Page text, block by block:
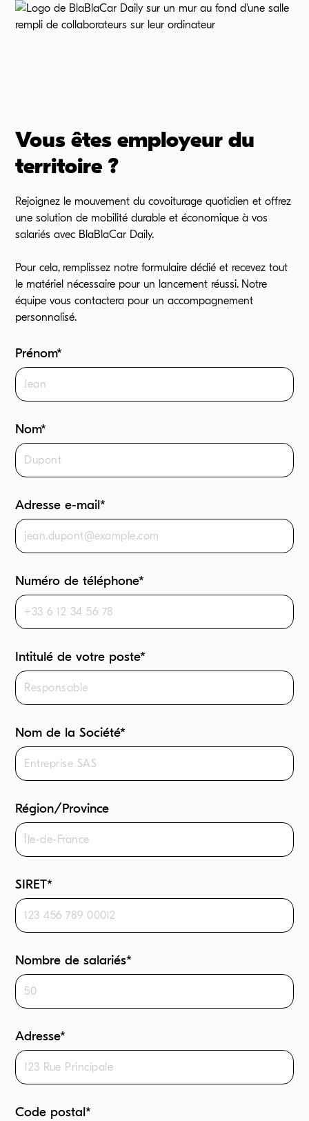
Vous êtes employeur du
territoire ?
Rejoignez le mouvement du covoiturage quotidien et offrez
une solution de mobilité durable et économique à vos
salariés avec BlaBlaCar Daily.
Pour cela, remplissez notre formulaire dédié et recevez tout
le matériel nécessaire pour un lancement réussi. Notre
équipe vous contactera pour un accompagnement
personnalisé.
Prénom*
Nom*
Adresse e-mail*
Numéro de téléphone*
Intitulé de votre poste*
Nom de la Société*
Région/Province
SIRET*
Nombre de salariés*
Adresse*
Code postal*